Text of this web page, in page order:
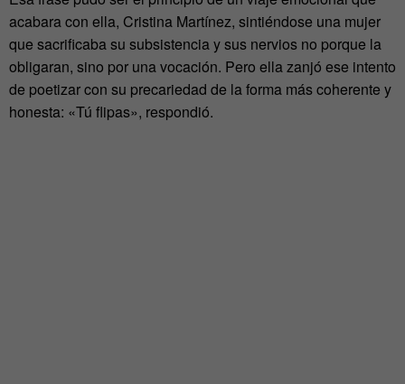
acabara con ella, Cristina Martínez, sintiéndose una mujer
que sacrificaba su subsistencia y sus nervios no porque la
obligaran, sino por una vocación. Pero ella zanjó ese intento
de poetizar con su precariedad de la forma más coherente y
honesta: «Tú flipas», respondió.